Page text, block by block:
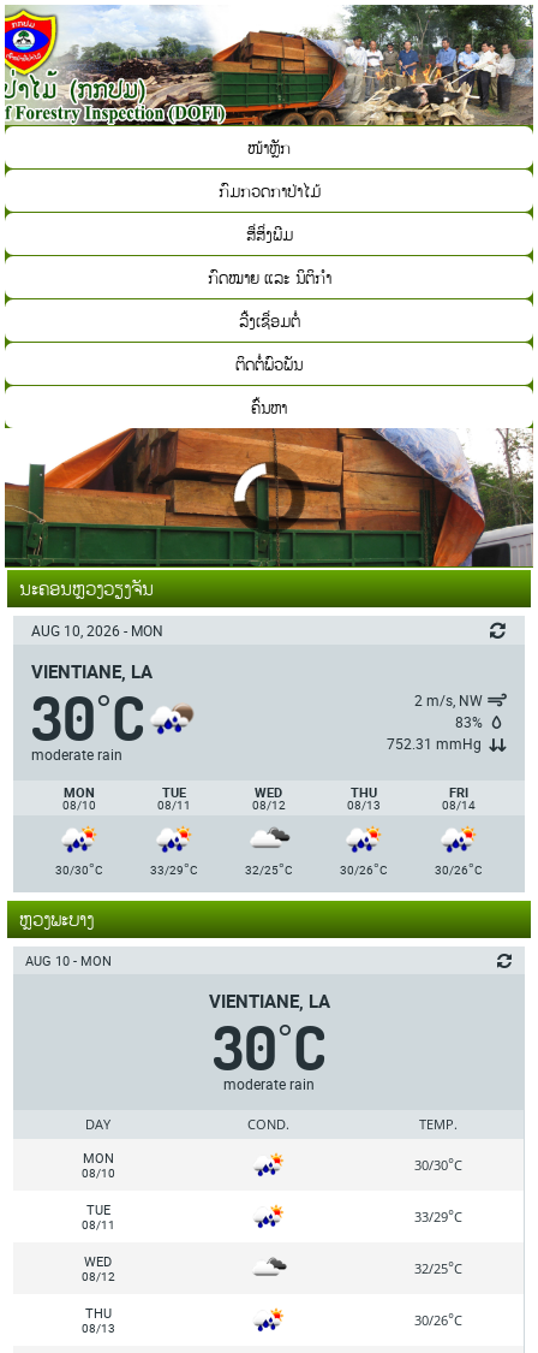
ໜ້າຫຼັກ
ກົມກວດກາປ່າໄມ້
ສື່ສິ່ງພີມ
ກົດໝາຍ ແລະ ນິຕິກຳ
ລີ້ງເຊື່ອມຕໍ່
ຕິດຕໍ່ພົວພັນ
ຄົ້ນຫາ
ນະຄອນຫຼວງວຽງຈັນ
AUG 10, 2026 - MON
VIENTIANE, LA
30°C
moderate rain
2 m/s, NW
83%
752.31 mmHg
MON
08/10
TUE
08/11
WED
08/12
THU
08/13
FRI
08/14
30/30°C 33/29°C 32/25°C 30/26°C 30/26°C
ຫຼວງພະບາງ
AUG 10 - MON
VIENTIANE, LA
30°C
moderate rain
DAY COND.
TEMP.
MON
08/10 30/30°C
TUE
08/11 33/29°C
WED
08/12 32/25°C
THU
08/13 30/26°C